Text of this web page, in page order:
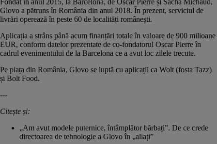
Glovo a pătruns în România din anul 2018. În prezent, serviciul de
livrări operează în peste 60 de localități românești.
Aplicația a strâns până acum finanțări totale în valoare de 900 milioane
EUR, conform datelor prezentate de co-fondatorul Oscar Pierre în
cadrul evenimentului de la Barcelona ce a avut loc zilele trecute.
Pe piața din România, Glovo se luptă cu aplicații ca Wolt (fosta Tazz)
și Bolt Food.
---
Citește și:
„Am avut modele puternice, întâmplător bărbați”. De ce crede
directoarea de tehnologie a Glovo în „aliați”